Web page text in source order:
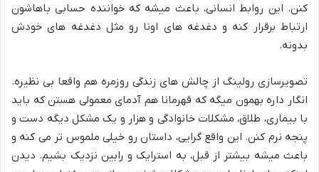
کنن. این روابط انسانی، باعث میشه که خواننده حسابی باهاشون
ارتباط برقرار کنه و دغدغه های اونا رو مثل دغدغه های خودش
بدونه.
تصویرسازی رولینگ از چالش های زندگی روزمره هم واقعا بی نظیره.
انگار داره بهمون میگه که قهرمانا هم آدمای معمولی هستن که باید
با بیماری، طلاق، مشکلات خانوادگی و هزار و یک مشکل دیگه دست و
پنجه نرم کنن. این واقع گرایی، داستان رو خیلی ملموس تر می کنه و
باعث میشه بیشتر از قبل، به استرایک و رابین نزدیک بشیم. دیدن